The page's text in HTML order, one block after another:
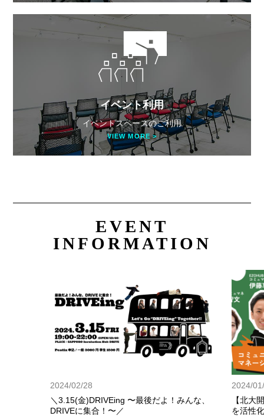
イベント利用
イベントスペースのご利用
VIEW MORE >
EVENT
INFORMATION
2024/02/28
＼3.15(金)DRIVEing 〜最後だよ！みんな、
DRIVEに集合！〜／
2024/
【北大
を活性